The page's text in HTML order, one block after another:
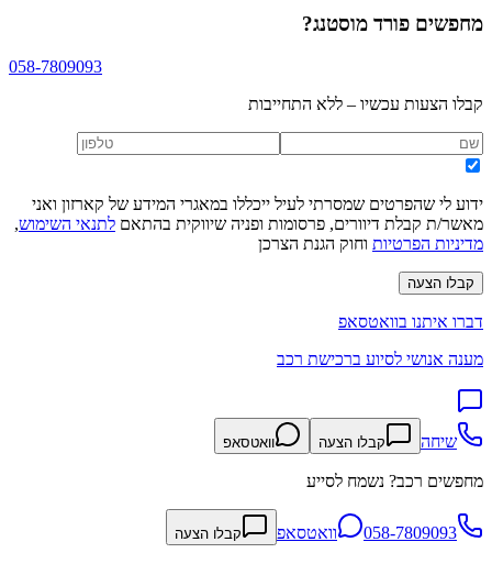
מחפשים פורד מוסטנג?
058-7809093
קבלו הצעות עכשיו – ללא התחייבות
ידוע לי שהפרטים שמסרתי לעיל ייכללו במאגרי המידע של קארזון ואני
מאשר/ת קבלת דיוורים, פרסומות ופניה שיווקית בהתאם לתנאי השימוש,
מדיניות הפרטיות וחוק הגנת הצרכן
קבלו הצעה
דברו איתנו בוואטסאפ
מענה אנושי לסיוע ברכישת רכב
שיחה קבלו הצעה וואטסאפ
מחפשים רכב? נשמח לסייע
058-7809093 וואטסאפ קבלו הצעה